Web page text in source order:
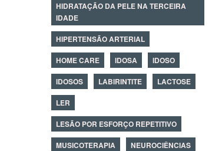
HIDRATAÇÃO DA PELE NA TERCEIRA
IDADE
HIPERTENSÃO ARTERIAL
HOME CARE
IDOSA
IDOSO
IDOSOS
LABIRINTITE
LACTOSE
LER
LESÃO POR ESFORÇO REPETITIVO
MUSICOTERAPIA
NEUROCIÊNCIAS